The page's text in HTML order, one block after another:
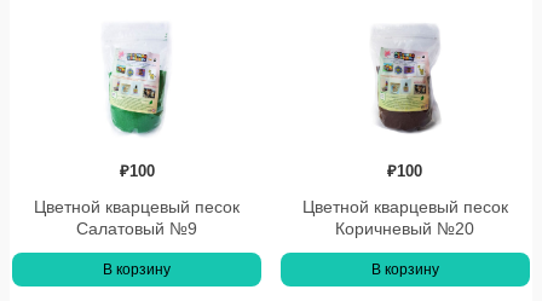
₽100
Цветной кварцевый песок
Салатовый №9
В корзину
₽100
Цветной кварцевый песок
Коричневый №20
В корзину